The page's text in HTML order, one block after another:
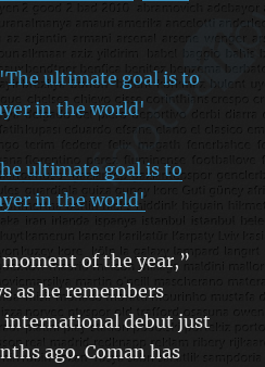
ultimate goal is to
in the world'
of the year,”
as he remembers
international debut just
ago. Coman has